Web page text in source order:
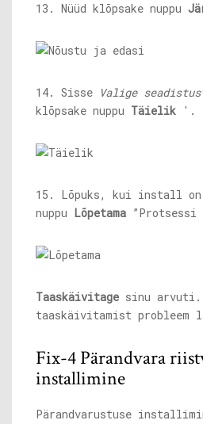
13. Nüüd klõpsake nuppu
14. Sisse Valige
klõpsake nuppu Täielik '.
15. Lõpuks, kui install on
nuppu Lõpetama
Taaskäivitage sinu
taaskäivitamist probleem
Fix-4 Pärandvara
installimine
Pärandvarustuse